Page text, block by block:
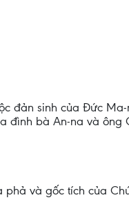
đản sinh của Đức
đình bà An-na và ông
và gốc tích của